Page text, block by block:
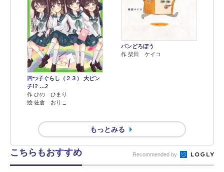
四つ子ぐらし（２３） 大ピン
チ!? …2
作 ひの ひまり
絵 佐倉 おりこ
パンどろぼう
作 柴田 ケイコ
もっとみる
こちらもおすすめ Recommended by